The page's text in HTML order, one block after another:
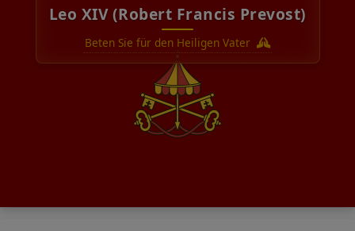
Leo XIV (Robert Francis Prevost)
Beten Sie für den Heiligen Vater